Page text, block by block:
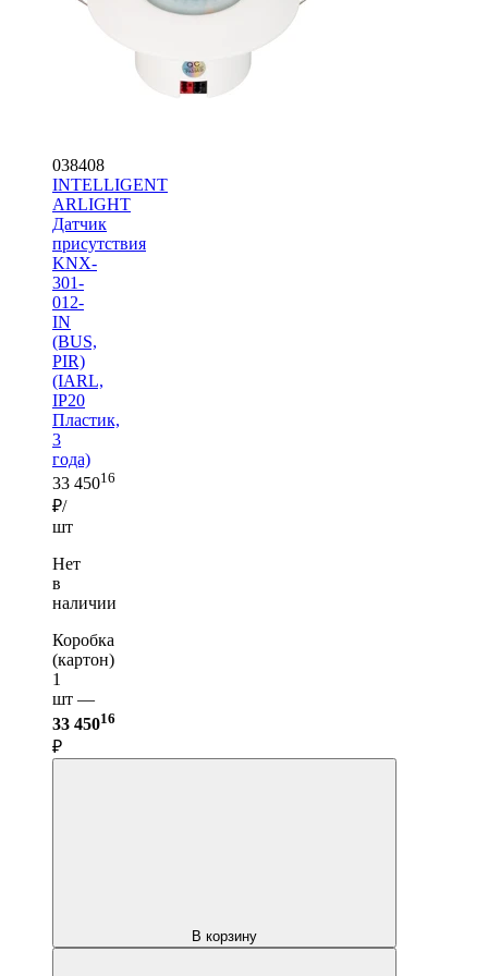
038408
INTELLIGENT
ARLIGHT
Датчик
присутствия
KNX-
301-
012-
IN
(BUS,
PIR)
(IARL,
IP20
Пластик,
3
года)
33 45016
₽/
шт
Нет
в
наличии
Коробка
(картон)
1
шт —
33 45016
₽
В корзину